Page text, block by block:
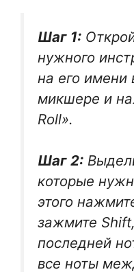
Шаг 1:
нужного
на его
микшере и
Roll».
Шаг 2:
которые
этого
зажмите
последней
все ноты